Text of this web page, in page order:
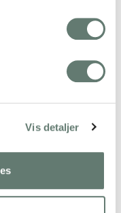
Vis detaljer
og glad familie?
i